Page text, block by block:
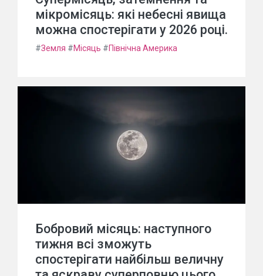
мікромісяць: які небесні явища
можна спостерігати у 2026 році.
#Земля #Місяць #Північна Америка
Бобровий місяць: наступного
тижня всі зможуть
спостерігати найбільш величну